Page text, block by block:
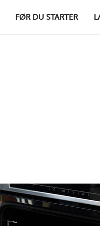
FØR DU STARTER